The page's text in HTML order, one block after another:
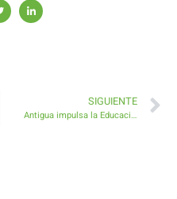
SIGUIENTE
Antigua impulsa la Educación para Adultos